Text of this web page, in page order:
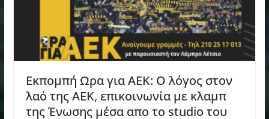
Εκπομπή Ωρα για ΑΕΚ: Ο λόγος στον
λαό της ΑΕΚ, επικοινωνία με κλαμπ
της Ένωσης μέσα απο το studio του